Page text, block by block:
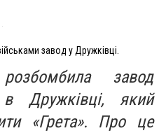
завод у Дружківці.
завод
в Дружківці, який
«Грета». Про це